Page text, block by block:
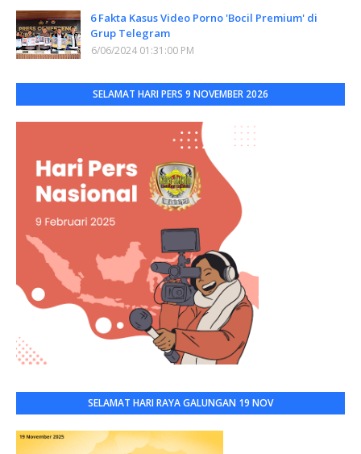
6 Fakta Kasus Video Porno 'Bocil Premium' di
Grup Telegram
6/06/2024 01:31:00 PM
SELAMAT HARI PERS 9 NOVEMBER 2026
SELAMAT HARI RAYA GALUNGAN 19 NOV